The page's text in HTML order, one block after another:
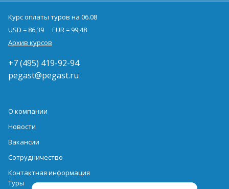
Курс оплаты туров на 06.08
USD = 86,39
EUR = 99,48
Архив курсов
+7 (495) 419-92-94
pegast@pegast.ru
О компании
Новости
Вакансии
Сотрудничество
Контактная информация
Туры